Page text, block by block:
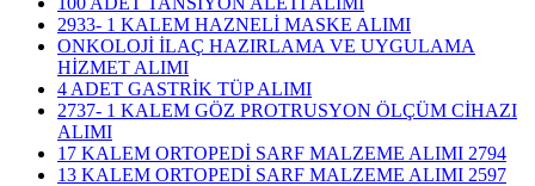
2933- 1 KALEM HAZNELİ MASKE ALIMI
ONKOLOJİ İLAÇ HAZIRLAMA VE UYGULAMA
HİZMET ALIMI
4 ADET GASTRİK TÜP ALIMI
2737- 1 KALEM GÖZ PROTRUSYON ÖLÇÜM CİHAZI
ALIMI
17 KALEM ORTOPEDİ SARF MALZEME ALIMI 2794
13 KALEM ORTOPEDİ SARF MALZEME ALIMI 2597